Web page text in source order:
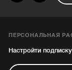
ПЕРСОНАЛЬНАЯ
Настройти